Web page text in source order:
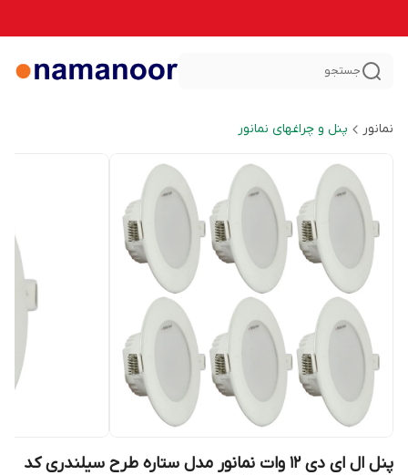
جستجو
نمانور پنل و چراغهای نمانور
پنل ال ای دی 12 وات نمانور مدل ستاره طرح سیلندری کد